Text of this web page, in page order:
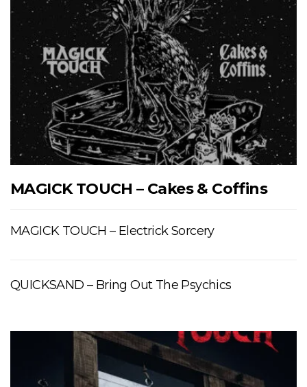
MAGICK TOUCH – Cakes & Coffins
MAGICK TOUCH – Electrick Sorcery
QUICKSAND – Bring Out The Psychics